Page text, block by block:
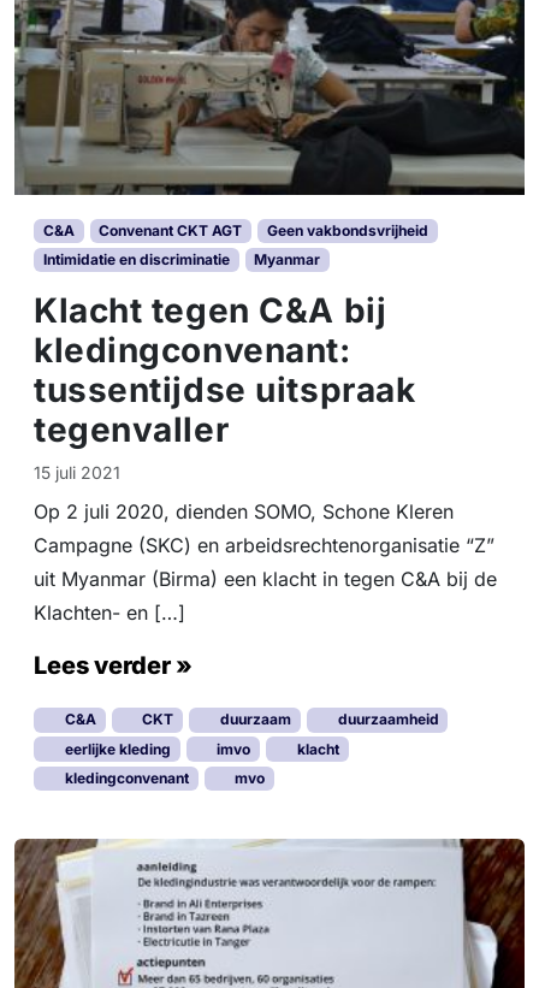
C&A Convenant CKT AGT
Geen vakbondsvrijheid
Intimidatie en discriminatie
Myanmar
Klacht tegen C&A bij
kledingconvenant:
tussentijdse uitspraak
tegenvaller
15 juli 2021
Op 2 juli 2020, dienden SOMO, Schone Kleren
Campagne (SKC) en arbeidsrechtenorganisatie “Z”
uit Myanmar (Birma) een klacht in tegen C&A bij de
Klachten- en […]
Lees verder »
C&A CKT duurzaam
duurzaamheid
eerlijke kleding
imvo
klacht
kledingconvenant
mvo